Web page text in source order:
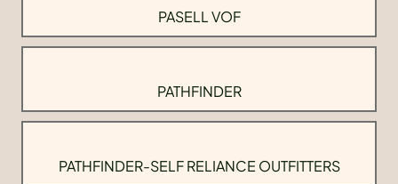
PASELL VOF
PATHFINDER
PATHFINDER-SELF RELIANCE OUTFITTERS